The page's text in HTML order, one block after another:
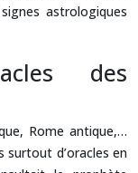
astrologiques
des
Rome antique,…
d’oracles en